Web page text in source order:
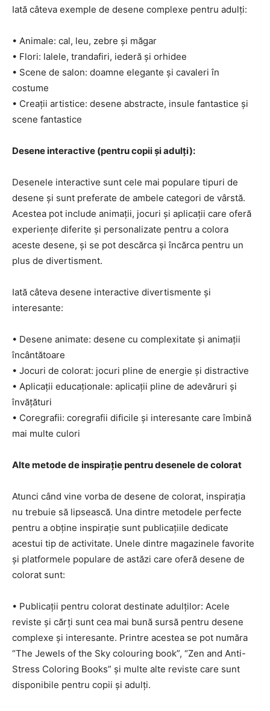
Iată câteva exemple de desene complexe pentru adulți:
• Animale: cal, leu, zebre și măgar
• Flori: lalele, trandafiri, iederă și orhidee
• Scene de salon: doamne elegante și cavaleri în
costume
• Creații artistice: desene abstracte, insule fantastice și
scene fantastice
Desene interactive (pentru copii și adulți):
Desenele interactive sunt cele mai populare tipuri de
desene și sunt preferate de ambele categori de vârstă.
Acestea pot include animații, jocuri și aplicații care oferă
experiențe diferite și personalizate pentru a colora
aceste desene, și se pot descărca și încărca pentru un
plus de divertisment.
Iată câteva desene interactive divertismente și
interesante:
• Desene animate: desene cu complexitate și animații
încântătoare
• Jocuri de colorat: jocuri pline de energie și distractive
• Aplicații educaționale: aplicații pline de adevăruri și
învățături
• Coregrafii: coregrafii dificile și interesante care îmbină
mai multe culori
Alte metode de inspirație pentru desenele de colorat
Atunci când vine vorba de desene de colorat, inspirația
nu trebuie să lipsească. Una dintre metodele perfecte
pentru a obține inspirație sunt publicațiile dedicate
acestui tip de activitate. Unele dintre magazinele favorite
și platformele populare de astăzi care oferă desene de
colorat sunt:
• Publicații pentru colorat destinate adulților: Acele
reviste și cărți sunt cea mai bună sursă pentru desene
complexe și interesante. Printre acestea se pot număra
“The Jewels of the Sky colouring book”, “Zen and Anti-
Stress Coloring Books” și multe alte reviste care sunt
disponibile pentru copii și adulți.